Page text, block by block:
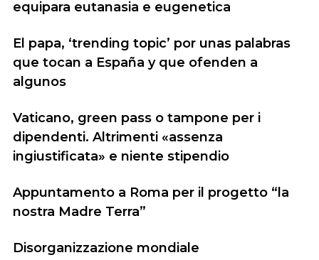
equipara eutanasia e eugenetica
El papa, ‘trending topic’ por unas palabras
que tocan a España y que ofenden a
algunos
Vaticano, green pass o tampone per i
dipendenti. Altrimenti «assenza
ingiustificata» e niente stipendio
Appuntamento a Roma per il progetto “la
nostra Madre Terra”
Disorganizzazione mondiale